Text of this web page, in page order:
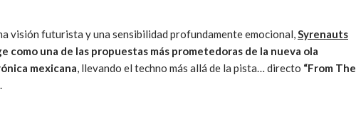
visión futurista y una sensibilidad profundamente emocional,Syrenauts
como una de las propuestas más prometedoras de la nueva ola
mexicana, llevando el techno más allá de la pista… directo “From The
.